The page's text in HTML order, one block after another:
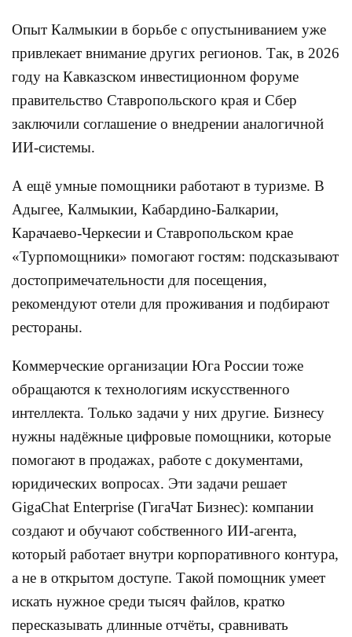
Опыт Калмыкии в борьбе с опустыниванием уже
привлекает внимание других регионов. Так, в 2026
году на Кавказском инвестиционном форуме
правительство Ставропольского края и Сбер
заключили соглашение о внедрении аналогичной
ИИ-системы.
А ещё умные помощники работают в туризме. В
Адыгее, Калмыкии, Кабардино-Балкарии,
Карачаево-Черкесии и Ставропольском крае
«Турпомощники» помогают гостям: подсказывают
достопримечательности для посещения,
рекомендуют отели для проживания и подбирают
рестораны.
Коммерческие организации Юга России тоже
обращаются к технологиям искусственного
интеллекта. Только задачи у них другие. Бизнесу
нужны надёжные цифровые помощники, которые
помогают в продажах, работе с документами,
юридических вопросах. Эти задачи решает
GigaChat Enterprise (ГигаЧат Бизнес): компании
создают и обучают собственного ИИ-агента,
который работает внутри корпоративного контура,
а не в открытом доступе. Такой помощник умеет
искать нужное среди тысяч файлов, кратко
пересказывать длинные отчёты, сравнивать